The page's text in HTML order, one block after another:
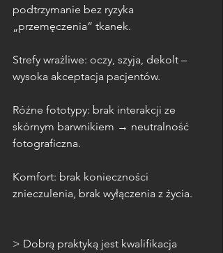
podtrzymanie bez ryzyka
„przemęczenia” tkanek.
Strefy wrażliwe: oczy, szyja, dekolt –
wysoka akceptacja pacjentów.
Różne fototypy: brak interakcji ze
skórnym barwnikiem → neutralność
fotograficzna.
Komfort: brak konieczności
znieczulenia, brak wyłączenia z życia.
> Dobrą praktyką jest kwalifikacja